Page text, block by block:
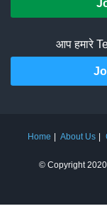
आप हमारे
Home About Us
© Copyright